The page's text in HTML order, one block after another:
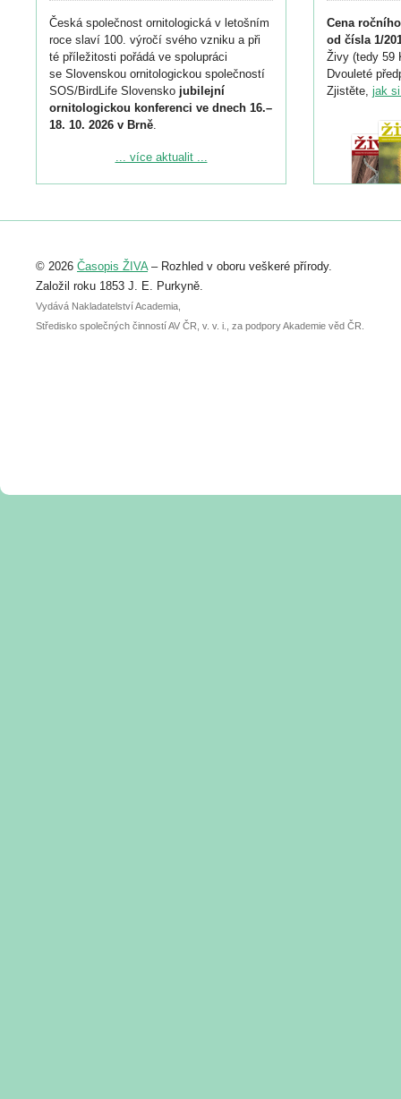
Česká společnost ornitologická v letošním
roce slaví 100. výročí svého vzniku a při
té příležitosti pořádá ve spolupráci
se Slovenskou ornitologickou společností
SOS/BirdLife Slovensko jubilejní
ornitologickou konferenci ve dnech 16.–
18. 10. 2026 v Brně.
Podrobnější informace ke konferenci
Registrovat se můžete do 6. září.
abstraktu přihlášené přednášky nebo
posteru je už 30. června.
... více aktualit ...
Cena
od čísla 1/
Živy (tedy 59
Dvouleté
Zjistěte, jak
© 2026 Časopis ŽIVA– Rozhled v oboru veškeré přírody.
Založil roku 1853 J. E. Purkyně.
Vydává Nakladatelství Academia,
Středisko společných činností AV ČR, v. v. i., za podpory Akademie věd ČR.